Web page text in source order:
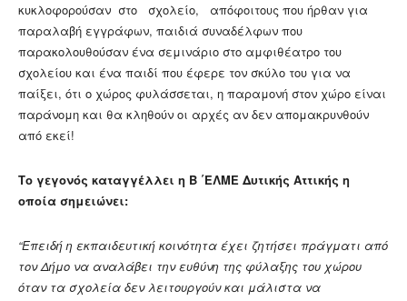
κυκλοφορούσαν στο σχολείο, απόφοιτους που ήρθαν για
παραλαβή εγγράφων, παιδιά συναδέλφων που
παρακολουθούσαν ένα σεμινάριο στο αμφιθέατρο του
σχολείου και ένα παιδί που έφερε τον σκύλο του για να
παίξει, ότι ο χώρος φυλάσσεται, η παραμονή στον χώρο είναι
παράνομη και θα κληθούν οι αρχές αν δεν απομακρυνθούν
από εκεί!
Το γεγονός καταγγέλλει η Β ΄ΕΛΜΕ Δυτικής Αττικής η
οποία σημειώνει:
“Επειδή η εκπαιδευτική κοινότητα έχει ζητήσει πράγματι από
τον Δήμο να αναλάβει την ευθύνη της φύλαξης του χώρου
όταν τα σχολεία δεν λειτουργούν και μάλιστα να